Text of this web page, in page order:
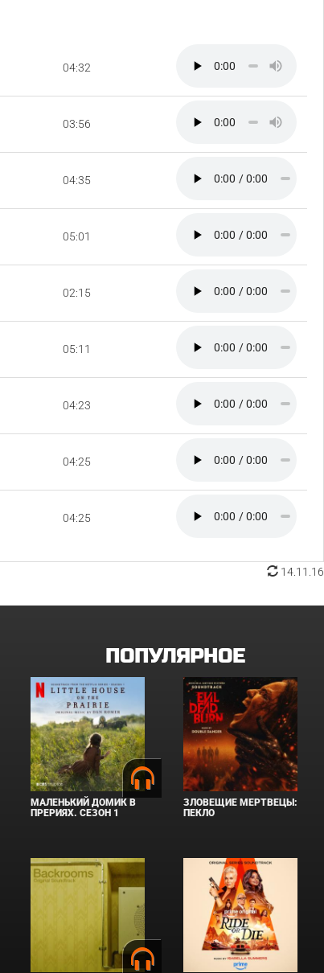
04:32
03:56
04:35
05:01
02:15
05:11
04:23
04:25
04:25
14.11.16
ПОПУЛЯРНОЕ
МАЛЕНЬКИЙ ДОМИК В
ПРЕРИЯХ. СЕЗОН 1
ЗЛОВЕЩИЕ МЕРТВЕЦЫ:
ПЕКЛО